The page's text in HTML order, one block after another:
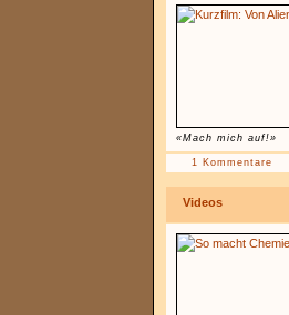
«Mach mich auf!»
1 Kommentare
Videos